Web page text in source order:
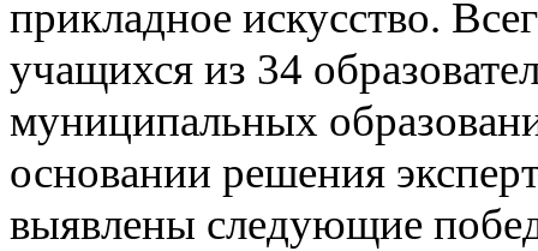
прикладное искусство.
учащихся из 34
муниципальных
основании решения
выявлены следующие